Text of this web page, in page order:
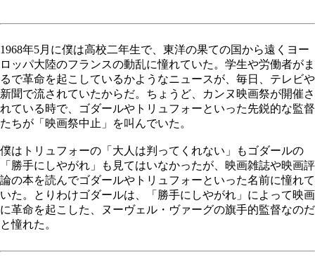
1968年5月に僕は高校二年生で、東洋の果ての国から遠くヨー
ロッパ大陸のフランスの動乱に憧れていた。学生や労働者がま
るで革命を起こしているかようなニュースが、毎日、テレビや
新聞で流されていたからだ。ちょうど、カンヌ映画祭が開催さ
れている時で、ゴダールやトリュフォーといった先鋭的な監督
たちが「映画祭中止」を叫んでいた。
僕はトリュフォーの「大人は判ってくれない」もゴダールの
「勝手にしやがれ」も見てはいなかったが、映画雑誌や映画評
論の本を読んでゴダールやトリュフォーといった名前に憧れて
いた。とりわけゴダールは、「勝手にしやがれ」によって映画
に革命を起こした、ヌーヴェル・ヴァーグの旗手的監督なのだ
と憧れた。